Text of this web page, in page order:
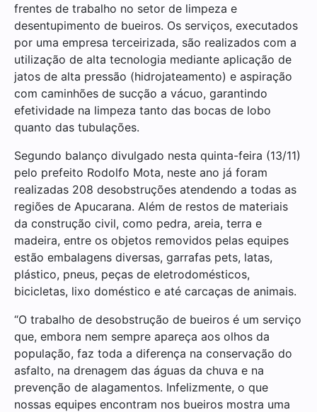
frentes de trabalho no setor de limpeza e
desentupimento de bueiros. Os serviços, executados
por uma empresa terceirizada, são realizados com a
utilização de alta tecnologia mediante aplicação de
jatos de alta pressão (hidrojateamento) e aspiração
com caminhões de sucção a vácuo, garantindo
efetividade na limpeza tanto das bocas de lobo
quanto das tubulações.
Segundo balanço divulgado nesta quinta-feira (13/11)
pelo prefeito Rodolfo Mota, neste ano já foram
realizadas 208 desobstruções atendendo a todas as
regiões de Apucarana. Além de restos de materiais
da construção civil, como pedra, areia, terra e
madeira, entre os objetos removidos pelas equipes
estão embalagens diversas, garrafas pets, latas,
plástico, pneus, peças de eletrodomésticos,
bicicletas, lixo doméstico e até carcaças de animais.
“O trabalho de desobstrução de bueiros é um serviço
que, embora nem sempre apareça aos olhos da
população, faz toda a diferença na conservação do
asfalto, na drenagem das águas da chuva e na
prevenção de alagamentos. Infelizmente, o que
nossas equipes encontram nos bueiros mostra uma